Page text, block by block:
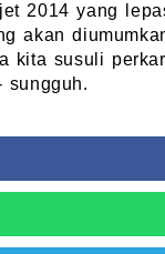
2014 yang
akan
kita susuli
sungguh.